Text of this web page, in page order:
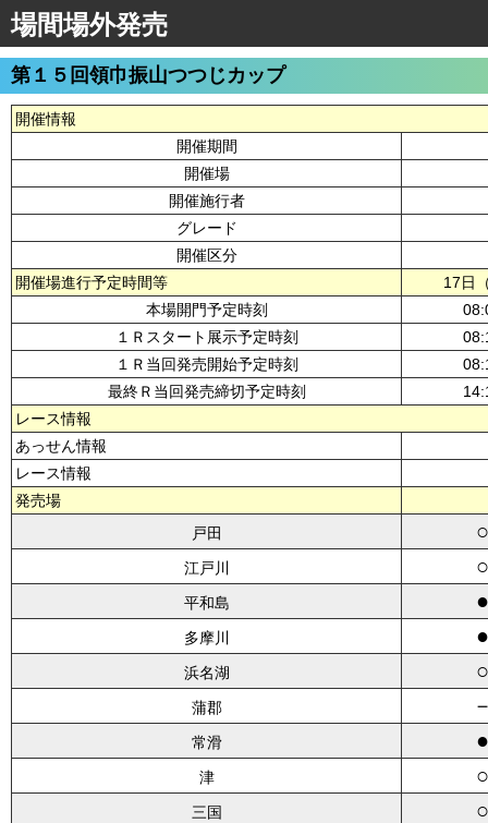
場間場外発売
第１５回領巾振山つつじカップ
開催情報
開催期間
開催場
開催施行者
グレード
開催区分
開催場進行予定時間等
17日
本場開門予定時刻
１Ｒスタート展示予定時刻
１Ｒ当回発売開始予定時刻
最終Ｒ当回発売締切予定時刻
レース情報
あっせん情報
レース情報
発売場
戸田
○
江戸川 ○
平和島 ●
多摩川 ●
浜名湖 ○
蒲郡
常滑 ●
津 ○
三国 ○